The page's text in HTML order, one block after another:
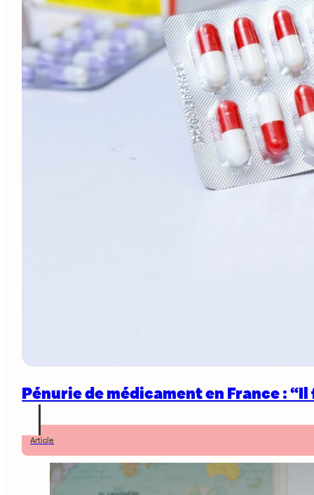
Pénurie de médicament en France :
Article